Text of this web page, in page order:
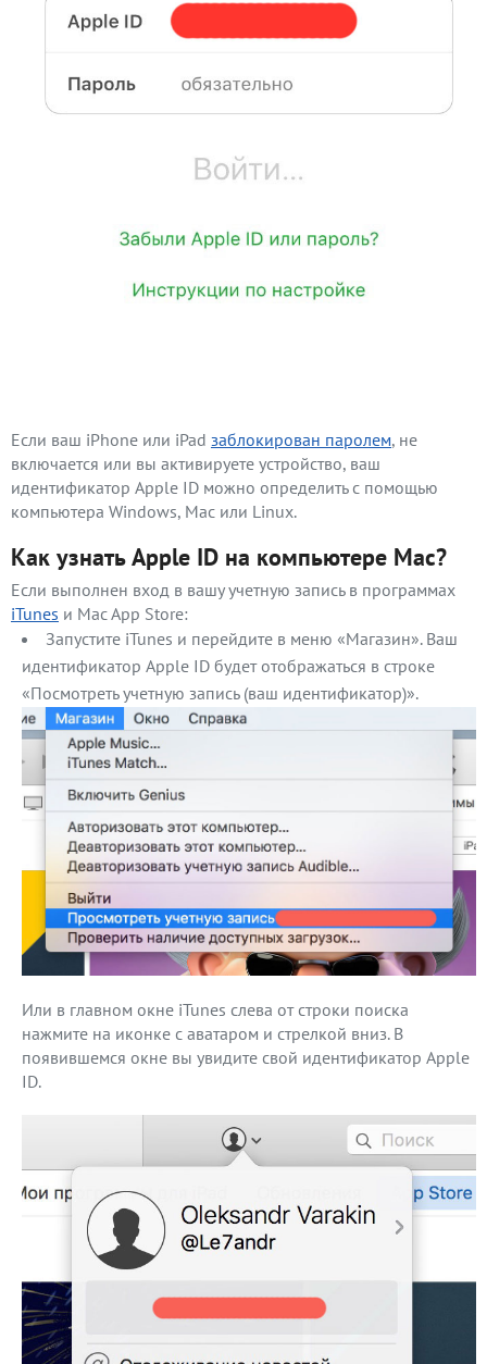
Если ваш iPhone или iPad заблокирован паролем, не
включается или вы активируете устройство, ваш
идентификатор Apple ID можно определить с помощью
компьютера Windows, Mac или Linux.
Как узнать Apple ID на компьютере Mac?
Если выполнен вход в вашу учетную запись в программах
iTunes и Mac App Store:
Запустите iTunes и перейдите в меню «Магазин». Ваш
идентификатор Apple ID будет отображаться в строке
«Посмотреть учетную запись (ваш идентификатор)».
Или в главном окне iTunes слева от строки поиска
нажмите на иконке с аватаром и стрелкой вниз. В
появившемся окне вы увидите свой идентификатор Apple
ID.